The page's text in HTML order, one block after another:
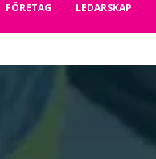
FÖRETAG LEDARSKAP